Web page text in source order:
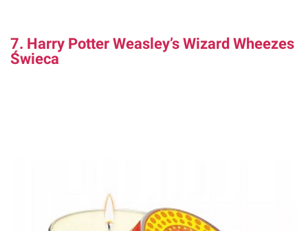
7. Harry Potter Weasley’s Wizard Wheezes
Świeca